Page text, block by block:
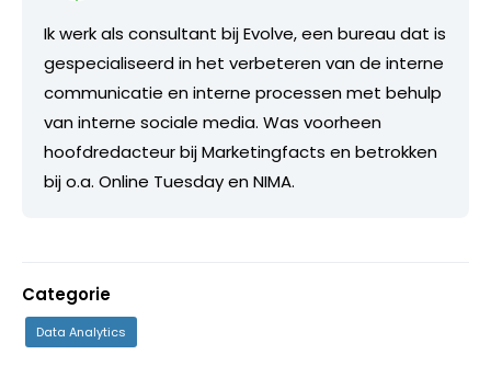
Ik werk als consultant bij Evolve, een bureau dat is
gespecialiseerd in het verbeteren van de interne
communicatie en interne processen met behulp
van interne sociale media. Was voorheen
hoofdredacteur bij Marketingfacts en betrokken
bij o.a. Online Tuesday en NIMA.
Categorie
Data Analytics